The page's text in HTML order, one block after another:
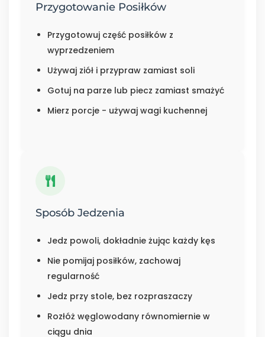
Przygotowanie Posiłków
Przygotowuj część posiłków z
wyprzedzeniem
Używaj ziół i przypraw zamiast soli
Gotuj na parze lub piecz zamiast smażyć
Mierz porcje - używaj wagi kuchennej
Sposób Jedzenia
Jedz powoli, dokładnie żując każdy kęs
Nie pomijaj posiłków, zachowaj
regularność
Jedz przy stole, bez rozpraszaczy
Rozłóż węglowodany równomiernie w
ciągu dnia